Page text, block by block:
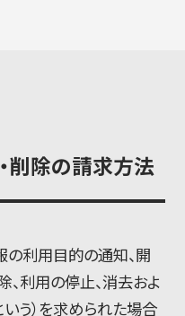
削除の請求方法
利用目的の通知、開
、利用の停止、消去およ
う）を求められた場合